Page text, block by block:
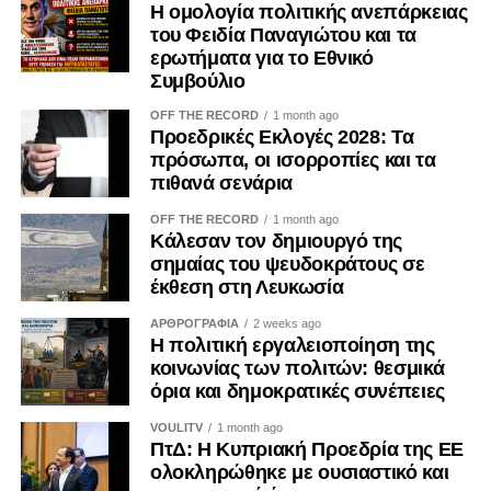
και υπονομεύει την εμπιστοσύνη των πολιτών.
Η ψηφιακή επικοινωνία διευρύνει περαιτέρω το πεδίο της
αποσπάσματα και χορηγούμενες αναρτήσεις μπορούν να
αναπαράγουν για μεγάλο χρονικό διάστημα μια
περιορισμένη δράση, δημιουργώντας την εντύπωση
αποδοχής. Ο Κανονισμός (ΕΕ) 2024/900 για τη διαφάνεια
και τη στόχευση της πολιτικής διαφήμισης, ο οποίος
εφαρμόζεται κατά το μεγαλύτερο μέρος του από τις 10
του πολιτικού διαφημιστικού περιεχομένου και
γνωστοποίησης του χρηματοδότη. Μολονότι κάθε
ανάρτηση κοινωνικού φορέα δεν συνιστά πολιτική
κοινωνικό περιεχόμενο χρηματοδοτείται ή
επαναχρησιμοποιείται με σκοπό την εκλογική ή πολιτική
Η ομολογία πολιτικής ανεπάρκειας
του Φειδία Παναγιώτου και τα
ερωτήματα για το Εθνικό
Συμβούλιο
OFF THE RECORD 1 month ago
Προεδρικές Εκλογές 2028: Τα
πρόσωπα, οι ισορροπίες και τα
πιθανά σενάρια
OFF THE RECORD 1 month ago
Κάλεσαν τον δημιουργό της
σημαίας του ψευδοκράτους σε
έκθεση στη Λευκωσία
ΑΡΘΡΟΓΡΑΦΙΑ 2 weeks ago
Η πολιτική εργαλειοποίηση της
κοινωνίας των πολιτών: θεσμικά
όρια και δημοκρατικές συνέπειες
VOULITV 1 month ago
ΠτΔ: Η Κυπριακή Προεδρία της ΕΕ
ολοκληρώθηκε με ουσιαστικό και